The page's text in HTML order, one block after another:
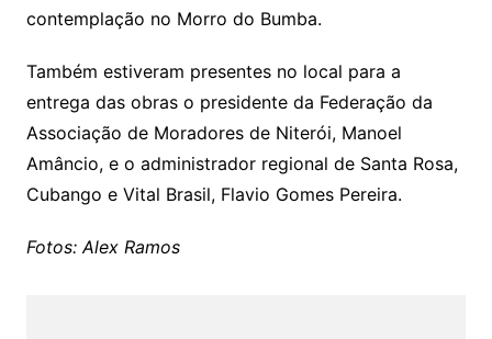
contemplação no Morro do Bumba.
Também estiveram presentes no local para a
entrega das obras o presidente da Federação da
Associação de Moradores de Niterói, Manoel
Amâncio, e o administrador regional de Santa Rosa,
Cubango e Vital Brasil, Flavio Gomes Pereira.
Fotos: Alex Ramos